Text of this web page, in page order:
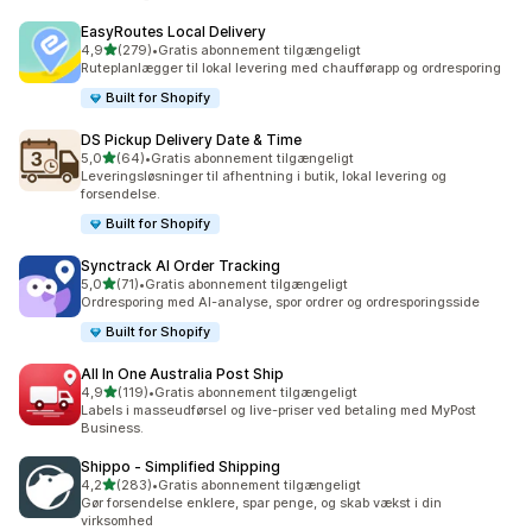
EasyRoutes Local Delivery
4,9ud af 5 stjerner
(279)
279 anmeldelser i alt
•Gratis abonnement tilgængeligt
Ruteplanlægger til lokal levering med chaufførapp og ordresporing
Built for Shopify
DS Pickup Delivery Date & Time
5,0ud af 5 stjerner
(64)
64 anmeldelser i alt
•Gratis abonnement tilgængeligt
Leveringsløsninger til afhentning i butik, lokal levering og
forsendelse.
Built for Shopify
Synctrack AI Order Tracking
5,0ud af 5 stjerner
(71)
71 anmeldelser i alt
•Gratis abonnement tilgængeligt
Ordresporing med AI-analyse, spor ordrer og ordresporingsside
Built for Shopify
All In One Australia Post Ship
4,9ud af 5 stjerner
(119)
119 anmeldelser i alt
•Gratis abonnement tilgængeligt
Labels i masseudførsel og live-priser ved betaling med MyPost
Business.
Shippo ‑ Simplified Shipping
4,2ud af 5 stjerner
(283)
283 anmeldelser i alt
•Gratis abonnement tilgængeligt
Gør forsendelse enklere, spar penge, og skab vækst i din
virksomhed